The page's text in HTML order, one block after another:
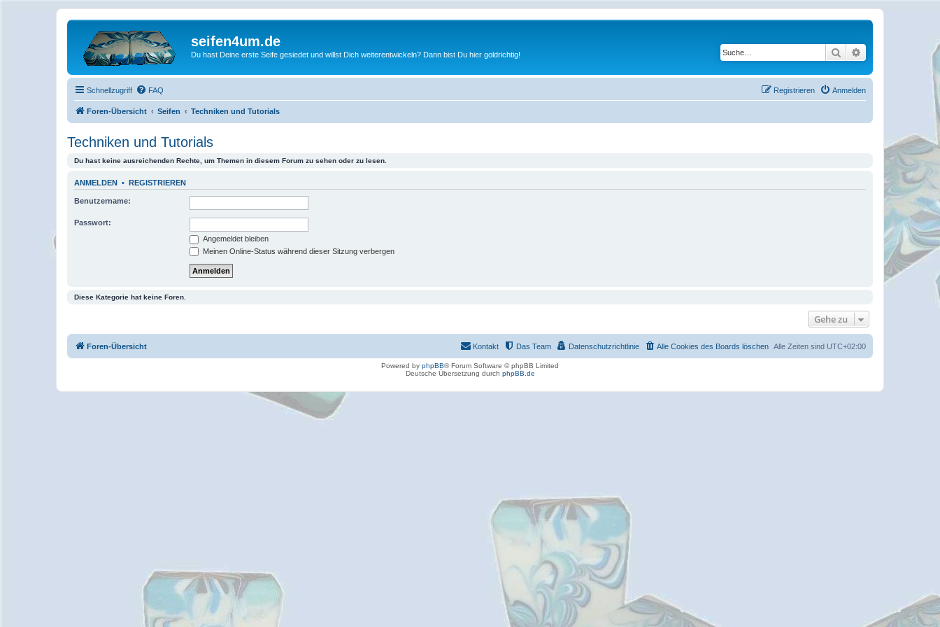
seifen4um.de
Du hast Deine erste Seife gesiedet und willst Dich weiterentwickeln? Dann bist Du hier goldrichtig! Suche Erweiterte Suche
Schnellzugriff FAQ Anmelden
Registrieren
Foren-Übersicht Seifen Techniken und Tutorials
Techniken und Tutorials
Du hast keine ausreichenden Rechte, um Themen in diesem Forum zu sehen oder zu lesen.
ANMELDEN • REGISTRIEREN
Benutzername:
Passwort:
Angemeldet bleiben
Meinen Online-Status während dieser Sitzung verbergen
Diese Kategorie hat keine Foren.
Gehe zu
Foren-Übersicht Alle Zeiten sind UTC+02:00
Alle Cookies des Boards löschen
Datenschutzrichtlinie
Das Team
Kontakt
Powered by phpBB® Forum Software © phpBB Limited
Deutsche Übersetzung durch phpBB.de